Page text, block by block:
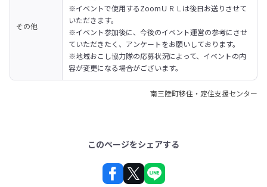
その他
※イベントで使用するZoomＵＲＬは後日お送りさせて
いただきます。
※イベント参加後に、今後のイベント運営の参考にさせ
ていただきたく、アンケートをお願いしております。
※地域おこし協力隊の応募状況によって、イベントの内
容が変更になる場合がございます。
南三陸町移住・定住支援センター
このページをシェアする